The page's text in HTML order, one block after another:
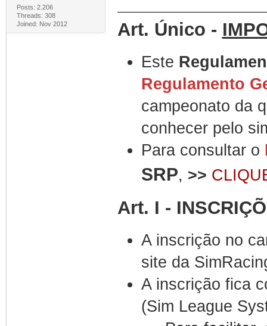
Posts: 2.206
Threads: 308
Joined: Nov 2012
Art. Único -
Este
Regulamento
campeonato da
conhecer pelo
Para consultar o
SRP, >>
Art. I -
A inscrição no
site da
A inscrição fica
(Sim League